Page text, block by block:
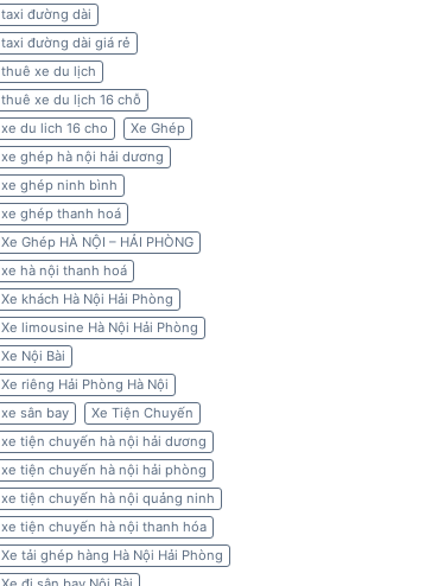
taxi đường dài
taxi đường dài giá rẻ
thuê xe du lịch
thuê xe du lịch 16 chỗ
xe du lich 16 cho
Xe Ghép
xe ghép hà nội hải dương
xe ghép ninh bình
xe ghép thanh hoá
Xe Ghép HÀ NỘI – HẢI PHÒNG
xe hà nội thanh hoá
Xe khách Hà Nội Hải Phòng
Xe limousine Hà Nội Hải Phòng
Xe Nội Bài
Xe riêng Hải Phòng Hà Nội
xe sân bay
Xe Tiện Chuyến
xe tiện chuyến hà nội hải dương
xe tiện chuyến hà nội hải phòng
xe tiện chuyến hà nội quảng ninh
xe tiện chuyến hà nội thanh hóa
Xe tải ghép hàng Hà Nội Hải Phòng